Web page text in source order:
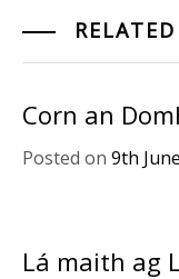
Corn an
Posted on 9th
Lá maith ag